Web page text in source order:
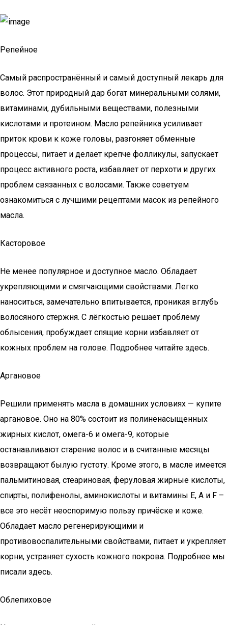
Репейное
Самый распространённый и самый доступный лекарь для
волос. Этот природный дар богат минеральными солями,
витаминами, дубильными веществами, полезными
кислотами и протеином. Масло репейника усиливает
приток крови к коже головы, разгоняет обменные
процессы, питает и делает крепче фолликулы, запускает
процесс активного роста, избавляет от перхоти и других
проблем связанных с волосами. Также советуем
ознакомиться с лучшими рецептами масок из репейного
масла.
Касторовое
Не менее популярное и доступное масло. Обладает
укрепляющими и смягчающими свойствами. Легко
наноситься, замечательно впитывается, проникая вглубь
волосяного стержня. С лёгкостью решает проблему
облысения, пробуждает спящие корни избавляет от
кожных проблем на голове. Подробнее читайте здесь.
Аргановое
Решили применять масла в домашних условиях — купите
аргановое. Оно на 80% состоит из полиненасыщенных
жирных кислот, омега-6 и омега-9, которые
останавливают старение волос и в считанные месяцы
возвращают былую густоту. Кроме этого, в масле имеется
пальмитиновая, стеариновая, феруловая жирные кислоты,
спирты, полифенолы, аминокислоты и витамины Е, А и F –
все это несёт неоспоримую пользу причёске и коже.
Обладает масло регенерирующими и
противовоспалительными свойствами, питает и укрепляет
корни, устраняет сухость кожного покрова. Подробнее мы
писали здесь.
Облепиховое